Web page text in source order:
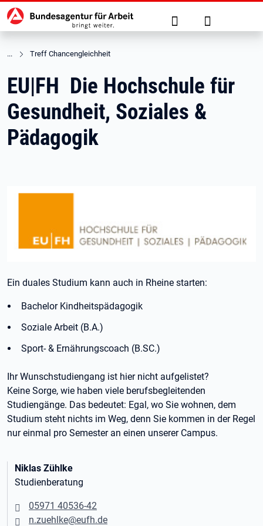
zu den Hauptinhalten springen
Hauptnavigation Suche Anmelden
Treff Chancengleichheit
EU|FH Die Hochschule für
Gesundheit, Soziales &
Pädagogik
Ein duales Studium kann auch in Rheine starten:
Bachelor Kindheitspädagogik
Soziale Arbeit (B.A.)
Sport- & Ernährungscoach (B.SC.)
Ihr Wunschstudiengang ist hier nicht aufgelistet?
Keine Sorge, wie haben viele berufsbegleitenden
Studiengänge. Das bedeutet: Egal, wo Sie wohnen, dem
Studium steht nichts im Weg, denn Sie kommen in der Regel
nur einmal pro Semester an einen unserer Campus.
Niklas Zühlke
Studienberatung
05971 40536-42
n.zuehlke@eufh.de